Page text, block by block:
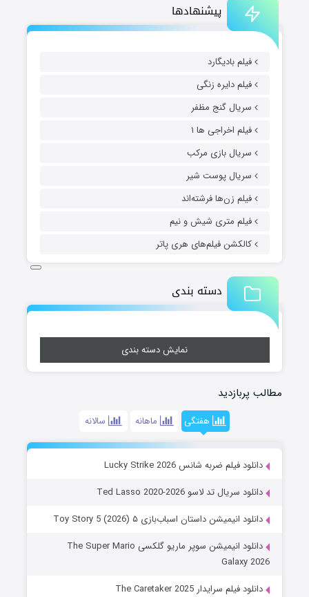
پیشنهادها
فیلم بادیگارد
فیلم دایره زنگی
سریال گنج مظفر
فیلم اخراجی ها ۱
سریال بازی مرکب
سریال پوست شیر
فیلم زن‌ها فرشته‌اند
فیلم متری شیش و نیم
کالکشن فیلم‌های هری پاتر
دسته بندی
نمایش دسته بندی
مطالب پربازدید
هفتگی ماهانه سالانه
دانلود فیلم ضربه شانس Lucky Strike 2026
دانلود سریال تد لاسو Ted Lasso 2020-2026
دانلود انیمیشن داستان اسباب‌بازی ۵ Toy Story 5 (2026)
دانلود انیمیشن سوپر ماریو گلکسی The Super Mario
Galaxy 2026
دانلود فیلم سرایدار The Caretaker 2025